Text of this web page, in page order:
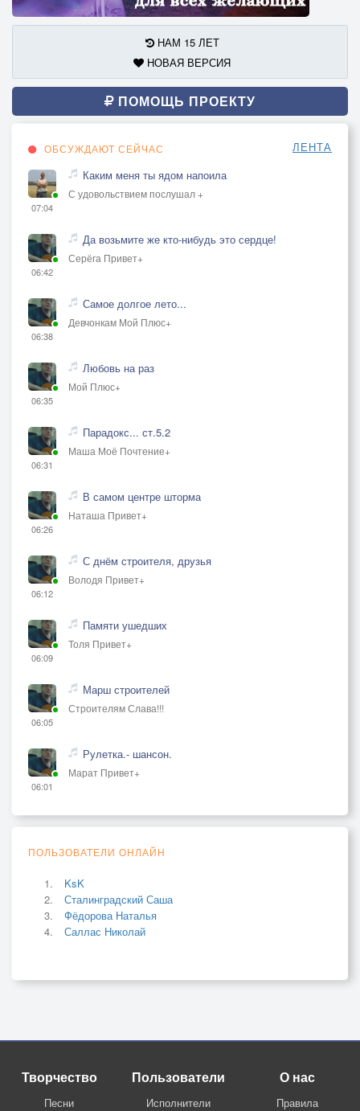
НАМ 15 ЛЕТ
НОВАЯ ВЕРСИЯ
ПОМОЩЬ ПРОЕКТУ
ОБСУЖДАЮТ СЕЙЧАС ЛЕНТА
07:04
Каким меня ты ядом напоила
С удовольствием послушал +
06:42
Да возьмите же кто-нибудь это сердце!
Серёга Привет+
06:38
Самое долгое лето...
Девчонкам Мой Плюс+
06:35
Любовь на раз
Мой Плюс+
06:31
Парадокс... ст.5.2
Маша Моё Почтение+
06:26
В самом центре шторма
Наташа Привет+
06:12
С днём строителя, друзья
Володя Привет+
06:09
Памяти ушедших
Толя Привет+
06:05
Марш строителей
Строителям Слава!!!
06:01
Рулетка.- шансон.
Марат Привет+
ПОЛЬЗОВАТЕЛИ ОНЛАЙН
KsK
Сталинградский Саша
Фёдорова Наталья
Саллас Николай
Творчество
Песни
Пользователи
Исполнители
О нас
Правила